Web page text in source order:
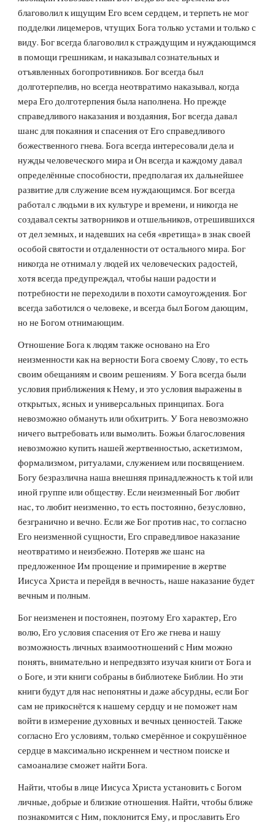
благоволил к ищущим Его всем сердцем, и терпеть не мог
подделки лицемеров, чтущих Бога только устами и только с
виду. Бог всегда благоволил к страждущим и нуждающимся
в помощи грешникам, и наказывал сознательных и
отъявленных богопротивников. Бог всегда был
долготерпелив, но всегда неотвратимо наказывал, когда
мера Его долготерпения была наполнена. Но прежде
справедливого наказания и воздаяния, Бог всегда давал
шанс для покаяния и спасения от Его справедливого
божественного гнева. Бога всегда интересовали дела и
нужды человеческого мира и Он всегда и каждому давал
определённые способности, предполагая их дальнейшее
развитие для служение всем нуждающимся. Бог всегда
работал с людьми в их культуре и времени, и никогда не
создавал секты затворников и отшельников, отрешившихся
от дел земных, и надевших на себя «вретища» в знак своей
особой святости и отдаленности от остального мира. Бог
никогда не отнимал у людей их человеческих радостей,
хотя всегда предупреждал, чтобы наши радости и
потребности не переходили в похоти самоугождения. Бог
всегда заботился о человеке, и всегда был Богом дающим,
но не Богом отнимающим.
Отношение Бога к людям также основано на Его
неизменности как на верности Бога своему Слову, то есть
своим обещаниям и своим решениям. У Бога всегда были
условия приближения к Нему, и это условия выражены в
открытых, ясных и универсальных принципах. Бога
невозможно обмануть или обхитрить. У Бога невозможно
ничего вытребовать или вымолить. Божьи благословения
невозможно купить нашей жертвенностью, аскетизмом,
формализмом, ритуалами, служением или посвящением.
Богу безразлична наша внешняя принадлежность к той или
иной группе или обществу. Если неизменный Бог любит
нас, то любит неизменно, то есть постоянно, безусловно,
безгранично и вечно. Если же Бог против нас, то согласно
Его неизменной сущности, Его справедливое наказание
неотвратимо и неизбежно. Потеряв же шанс на
предложенное Им прощение и примирение в жертве
Иисуса Христа и перейдя в вечность, наше наказание будет
вечным и полным.
Бог неизменен и постоянен, поэтому Его характер, Его
волю, Его условия спасения от Его же гнева и нашу
возможность личных взаимоотношений с Ним можно
понять, внимательно и непредвзято изучая книги от Бога и
о Боге, и эти книги собраны в библиотеке Библии. Но эти
книги будут для нас непонятны и даже абсурдны, если Бог
сам не прикоснётся к нашему сердцу и не поможет нам
войти в измерение духовных и вечных ценностей. Также
согласно Его условиям, только смерённое и сокрушённое
сердце в максимально искреннем и честном поиске и
самоанализе сможет найти Бога.
Найти, чтобы в лице Иисуса Христа установить с Богом
личные, добрые и близкие отношения. Найти, чтобы ближе
познакомится с Ним, поклонится Ему, и прославить Его